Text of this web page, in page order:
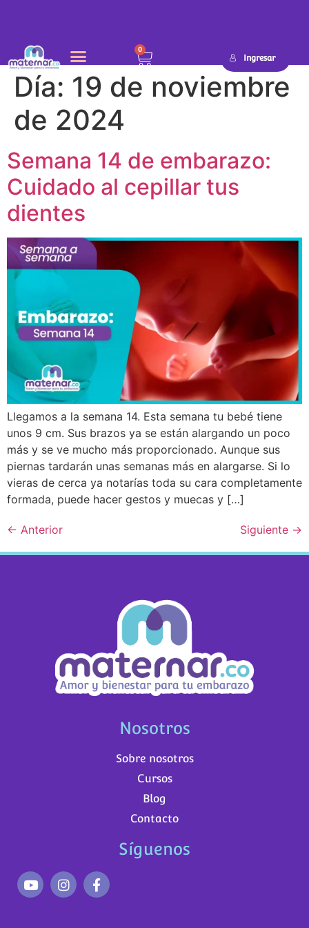
0
Ingresar
Día: 19 de noviembre
de 2024
Semana 14 de embarazo:
Cuidado al cepillar tus
dientes
Llegamos a la semana 14. Esta semana tu bebé tiene
unos 9 cm. Sus brazos ya se están alargando un poco
más y se ve mucho más proporcionado. Aunque sus
piernas tardarán unas semanas más en alargarse. Si lo
vieras de cerca ya notarías toda su cara completamente
formada, puede hacer gestos y muecas y […]
← Anterior Siguiente →
Nosotros
Sobre nosotros
Cursos
Blog
Contacto
Síguenos